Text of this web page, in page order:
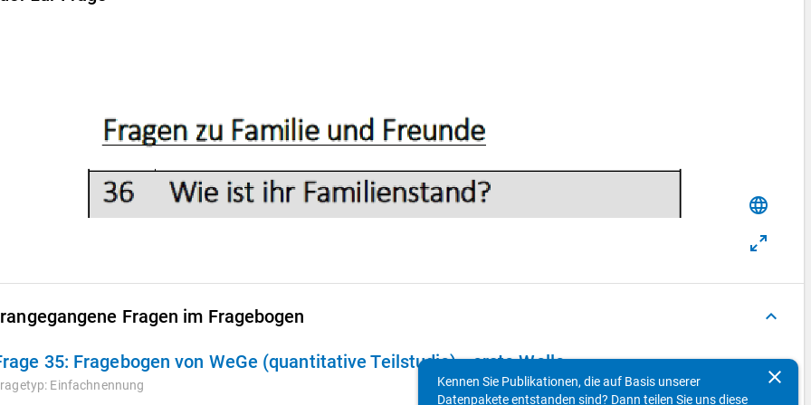
language
Fragen im Fragebogen keyboard_arrow_up
35: Fragebogen von WeGe (quantitative Teilstudie) - erste Welle
Einfachnennung clear
Kennen Sie Publikationen, die auf Basis unserer
Datenpakete entstanden sind? Dann teilen Sie uns diese